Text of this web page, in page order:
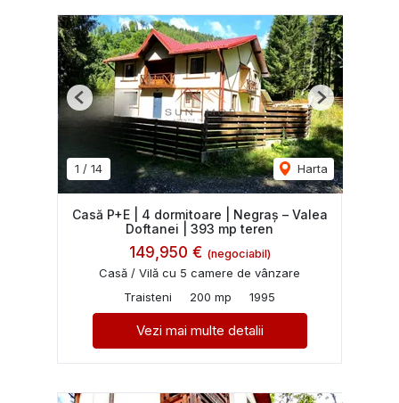
1 / 14 Harta
Previous Next
Casă P+E | 4 dormitoare | Negraș – Valea
Doftanei | 393 mp teren
149,950 € (negociabil)
Casă / Vilă cu 5 camere de vânzare
Traisteni
200 mp 1995
Vezi mai multe detalii